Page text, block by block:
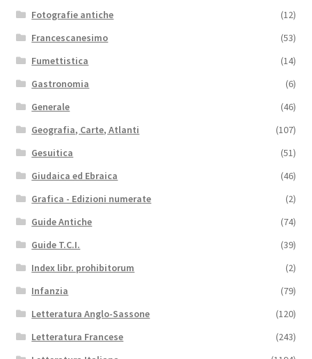
Fotografie antiche
(12)
Francescanesimo
(53)
Fumettistica
(14)
Gastronomia
(6)
Generale
(46)
Geografia, Carte, Atlanti
(107)
Gesuitica
(51)
Giudaica ed Ebraica
(46)
Grafica - Edizioni numerate
(2)
Guide Antiche
(74)
Guide T.C.I.
(39)
Index libr. prohibitorum
(2)
Infanzia
(79)
Letteratura Anglo-Sassone
(120)
Letteratura Francese
(243)